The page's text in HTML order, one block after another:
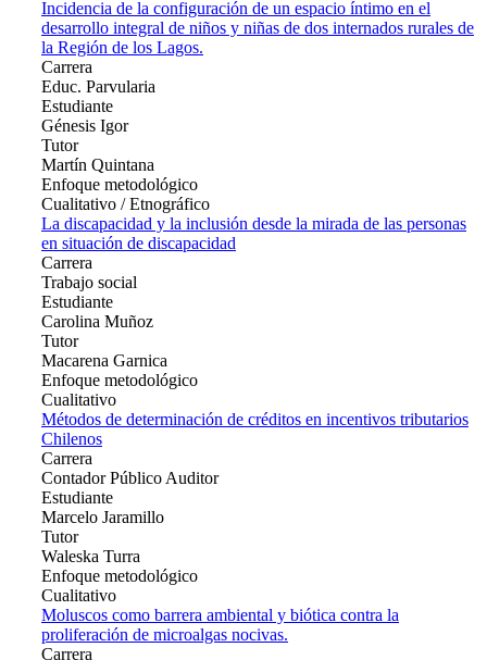
Incidencia de la configuración de un espacio íntimo en el
desarrollo integral de niños y niñas de dos internados rurales de
la Región de los Lagos.
Carrera
Educ. Parvularia
Estudiante
Génesis Igor
Tutor
Martín Quintana
Enfoque metodológico
Cualitativo / Etnográfico
La discapacidad y la inclusión desde la mirada de las personas
en situación de discapacidad
Carrera
Trabajo social
Estudiante
Carolina Muñoz
Tutor
Macarena Garnica
Enfoque metodológico
Cualitativo
Métodos de determinación de créditos en incentivos tributarios
Chilenos
Carrera
Contador Público Auditor
Estudiante
Marcelo Jaramillo
Tutor
Waleska Turra
Enfoque metodológico
Cualitativo
Moluscos como barrera ambiental y biótica contra la
proliferación de microalgas nocivas.
Carrera